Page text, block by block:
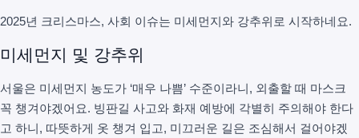
2025년 크리스마스, 사회 이슈는 미세먼지와 강추위로 시작하네요.
미세먼지 및 강추위
서울은 미세먼지 농도가 ‘매우 나쁨’ 수준이라니, 외출할 때 마스크
꼭 챙겨야겠어요. 빙판길 사고와 화재 예방에 각별히 주의해야 한다
고 하니, 따뜻하게 옷 챙겨 입고, 미끄러운 길은 조심해서 걸어야겠